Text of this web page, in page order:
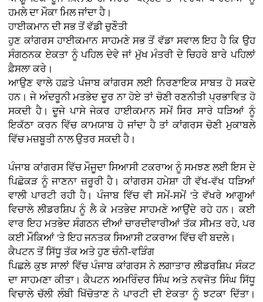
ਹਮਲੇ ਦਾ ਮੌਕਾ ਮਿਲ ਜਾਂਦਾ ਹੈ।
ਹਾਈਕਮਾਨ ਦੀ ਸਭ ਤੋਂ ਵੱਡੀ ਚੁਣੌਤੀ
ਹੁਣ ਕਾਂਗਰਸ ਹਾਈਕਮਾਨ ਸਾਹਮਣੇ ਸਭ ਤੋਂ ਵੱਡਾ ਸਵਾਲ ਇਹ ਹੈ ਕਿ ਉਹ
ਸੰਗਠਨਕ ਏਕਤਾ ਨੂੰ ਪਹਿਲ ਦੇਵੇ ਜਾਂ ਮੁੱਖ ਮੰਤਰੀ ਦੇ ਚਿਹਰੇ ਬਾਰੇ ਪਹਿਲਾਂ
ਫ਼ੈਸਲਾ ਕਰੇ।
ਆਉਣ ਵਾਲੇ ਹਫ਼ਤੇ ਪੰਜਾਬ ਕਾਂਗਰਸ ਲਈ ਨਿਰਣਾਇਕ ਸਾਬਤ ਹੋ ਸਕਦੇ
ਹਨ। ਜੇ ਅੰਦਰੂਨੀ ਮਤਭੇਦ ਦੂਰ ਨਾ ਹੋਏ ਤਾਂ ਚੋਣੀ ਰਣਨੀਤੀ ਪ੍ਰਭਾਵਿਤ ਹੋ
ਸਕਦੀ ਹੈ। ਦੂਜੇ ਪਾਸੇ ਜੇਕਰ ਹਾਈਕਮਾਨ ਸਮੇਂ ਸਿਰ ਸਾਰੇ ਧੜਿਆਂ ਨੂੰ
ਇਕੱਠਾ ਕਰਨ ਵਿੱਚ ਕਾਮਯਾਬ ਹੋ ਜਾਂਦਾ ਹੈ ਤਾਂ ਕਾਂਗਰਸ ਚੋਣੀ ਮੁਕਾਬਲੇ
ਵਿੱਚ ਮਜ਼ਬੂਤੀ ਨਾਲ ਉਤਰ ਸਕਦੀ ਹੈ।
ਪੰਜਾਬ ਕਾਂਗਰਸ ਵਿੱਚ ਮੌਜੂਦਾ ਸਿਆਸੀ ਟਕਰਾਅ ਨੂੰ ਸਮਝਣ ਲਈ ਇਸ ਦੇ
ਪਿਛੋਕੜ ਨੂੰ ਜਾਣਨਾ ਜ਼ਰੂਰੀ ਹੈ। ਕਾਂਗਰਸ ਹਮੇਸ਼ਾ ਹੀ ਵੱਖ-ਵੱਖ ਧੜਿਆਂ
ਵਾਲੀ ਪਾਰਟੀ ਰਹੀ ਹੈ। ਪੰਜਾਬ ਵਿੱਚ ਵੀ ਸਮੇਂ-ਸਮੇਂ 'ਤੇ ਵੱਖਰੇ ਆਗੂਆਂ
ਵਿਚਾਲੇ ਲੀਡਰਸ਼ਿਪ ਨੂੰ ਲੈ ਕੇ ਮਤਭੇਦ ਸਾਹਮਣੇ ਆਉਂਦੇ ਰਹੇ ਹਨ। ਕਈ
ਵਾਰ ਇਹ ਮਤਭੇਦ ਸੰਗਠਨ ਦੀਆਂ ਚਾਰਦੀਵਾਰੀਆਂ ਤੱਕ ਸੀਮਤ ਰਹੇ, ਪਰ
ਕਈ ਮੌਕਿਆਂ 'ਤੇ ਇਹ ਜਨਤਕ ਸਿਆਸੀ ਟਕਰਾਅ ਵਿੱਚ ਵੀ ਬਦਲੇ।
ਕੈਪਟਨ ਤੋਂ ਸਿੱਧੂ ਤੱਕ ਅਤੇ ਹੁਣ ਚੰਨੀ-ਵੜਿੰਗ
ਪਿਛਲੇ ਕੁਝ ਸਾਲਾਂ ਵਿੱਚ ਪੰਜਾਬ ਕਾਂਗਰਸ ਨੇ ਲਗਾਤਾਰ ਲੀਡਰਸ਼ਿਪ ਸੰਕਟ
ਦਾ ਸਾਹਮਣਾ ਕੀਤਾ। ਕੈਪਟਨ ਅਮਰਿੰਦਰ ਸਿੰਘ ਅਤੇ ਨਵਜੋਤ ਸਿੰਘ ਸਿੱਧੂ
ਵਿਚਾਲੇ ਚੱਲੀ ਲੰਬੀ ਖਿੱਚੋਤਾਣ ਨੇ ਪਾਰਟੀ ਦੀ ਏਕਤਾ ਨੂੰ ਝਟਕਾ ਦਿੱਤਾ।